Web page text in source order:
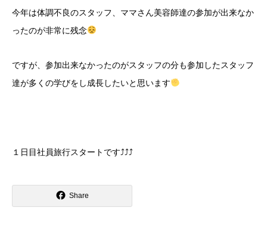
今年は体調不良のスタッフ、ママさん美容師達の参加が出来なか
ったのが非常に残念
ですが、参加出来なかったのがスタッフの分も参加したスタッフ
達が多くの学びをし成長したいと思います
１日目社員旅行スタートです⤴⤴⤴
Share